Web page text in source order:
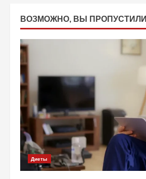
ВОЗМОЖНО, ВЫ ПРОПУСТИЛИ
Диеты